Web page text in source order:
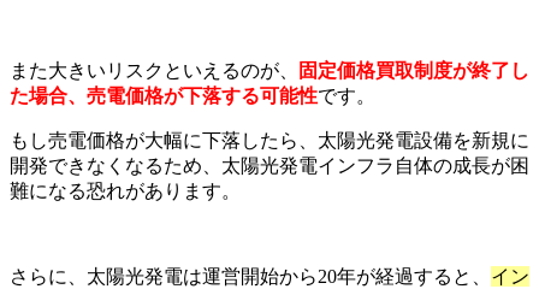
また大きいリスクといえるのが、
固定価格買取制度が終了し
た場合、売電価格が下落する可能性です。
もし売電価格が大幅に下落したら、太陽光発電設備を新規に
開発できなくなるため、太陽光発電インフラ自体の成長が困
難になる恐れがあります。
さらに、太陽光発電は運営開始から20年が経過すると、 イン